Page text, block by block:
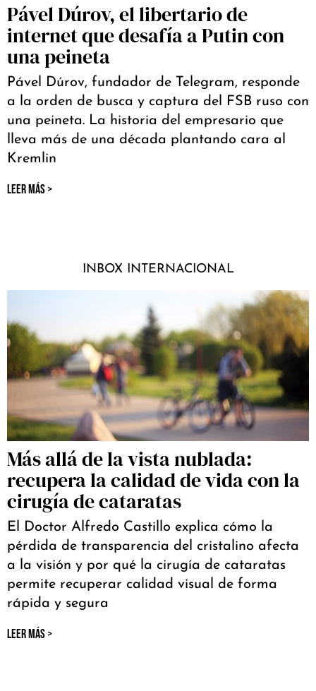
Pável Dúrov, el libertario de
internet que desafía a Putin con
una peineta
Pável Dúrov, fundador de Telegram, responde
a la orden de busca y captura del FSB ruso con
una peineta. La historia del empresario que
lleva más de una década plantando cara al
Kremlin
LEER MÁS >
INBOX INTERNACIONAL
Más allá de la vista nublada:
recupera la calidad de vida con la
cirugía de cataratas
El Doctor Alfredo Castillo explica cómo la
pérdida de transparencia del cristalino afecta
a la visión y por qué la cirugía de cataratas
permite recuperar calidad visual de forma
rápida y segura
LEER MÁS >